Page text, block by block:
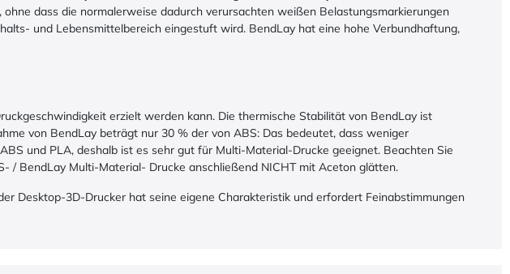
dass die normalerweise dadurch verursachten weißen Belastungsmarkierungen
und Lebensmittelbereich eingestuft wird. BendLay hat eine hohe Verbundhaftung,
erzielt werden kann. Die thermische Stabilität von BendLay ist
von BendLay beträgt nur 30 % der von ABS: Das bedeutet, dass weniger
und PLA, deshalb ist es sehr gut für Multi-Material-Drucke geeignet. Beachten Sie
/ BendLay Multi-Material- Drucke anschließend NICHT mit Aceton glätten.
Desktop-3D-Drucker hat seine eigene Charakteristik und erfordert Feinabstimmungen